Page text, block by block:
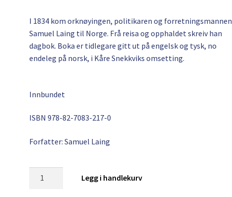
I 1834 kom orknøyingen, politikaren og forretningsmannen
Samuel Laing til Norge. Frå reisa og opphaldet skreiv han
dagbok. Boka er tidlegare gitt ut på engelsk og tysk, no
endeleg på norsk, i Kåre Snekkviks omsetting.
Innbundet
ISBN978-82-7083-217-0
Forfatter: Samuel Laing
Legg i handlekurv